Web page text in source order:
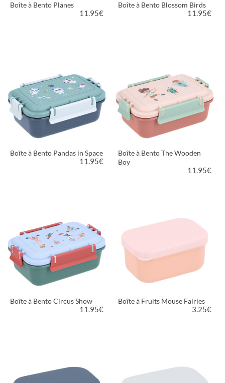
Boîte à Bento Planes
11.95€
Boîte à Bento Blossom Birds
11.95€
Boîte à Bento Pandas in Space
11.95€
Boîte à Bento The Wooden
Boy
11.95€
Boîte à Bento Circus Show
11.95€
Boîte à Fruits Mouse Fairies
3.25€